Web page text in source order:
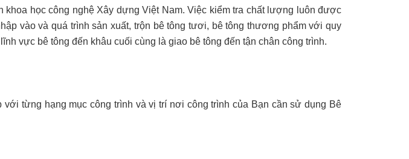
học công nghệ Xây dựng Việt Nam. Việc kiểm tra chất lượng luôn được
vào và quá trình sản xuất, trộn bê tông tươi, bê tông thương phẩm với quy
vực bê tông đến khâu cuối cùng là giao bê tông đến tận chân công trình.
từng hạng mục công trình và vị trí nơi công trình của Bạn cần sử dụng Bê